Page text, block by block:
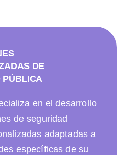
DE
PÚBLICA
en el desarrollo
de seguridad
adaptadas a
específicas de su